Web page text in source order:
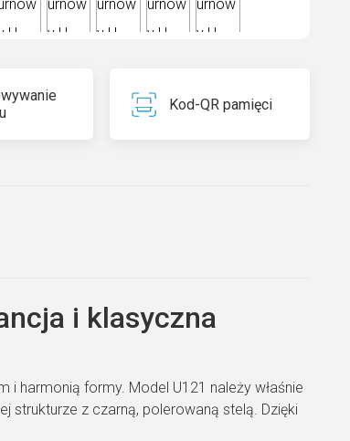
Kod-QR pamięci
i klasyczna
harmonią formy. Model U121 należy właśnie
strukturze z czarną, polerowaną stelą. Dzięki